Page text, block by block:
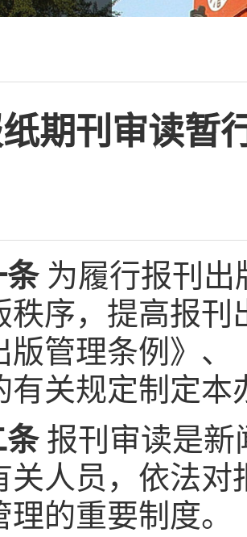
期刊审读暂
条为履行报刊出
秩序，提高报
版管理条例》、
有关规定制定本
条报刊审读是新
关人员，依法
的重要制度。